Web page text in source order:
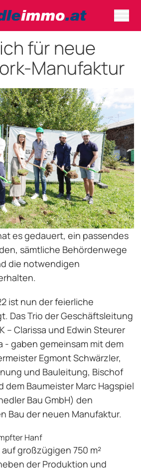
für neue
Manufaktur
es gedauert, ein passendes
sämtliche Behördenwege
die notwendigen
ist nun der feierliche
Das Trio der Geschäftsleitung
– Clarissa und Edwin Steurer
- gaben gemeinsam mit dem
Egmont Schwärzler,
und Bauleitung, Bischof
dem Baumeister Marc Hagspiel
Bau GmbH) den
Bau der neuen Manufaktur.
Hanf
großzügigen 750 m²
der Produktion und